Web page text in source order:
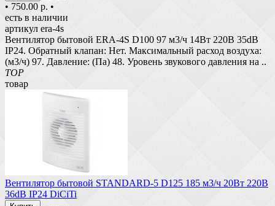
• 750.00 р. •
есть в наличии
артикул era-4s
Вентилятор бытовой ERA-4S D100 97 м3/ч 14Вт 220В 35dB
IP24. Обратный клапан: Нет. Максимальный расход воздуха:
(м3/ч) 97. Давление: (Па) 48. Уровень звукового давления на ..
TOP
товар
Вентилятор бытовой STANDARD-5 D125 185 м3/ч 20Вт 220В
36dB IP24 DiCiTi